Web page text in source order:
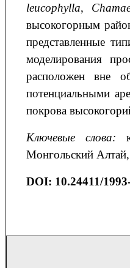
leucophylla,
высокогорным
представленные
моделирования
расположен вне
потенциальными
покрова
Ключевые слова:
Монгольский Алтай,
DOI: 10.24411/